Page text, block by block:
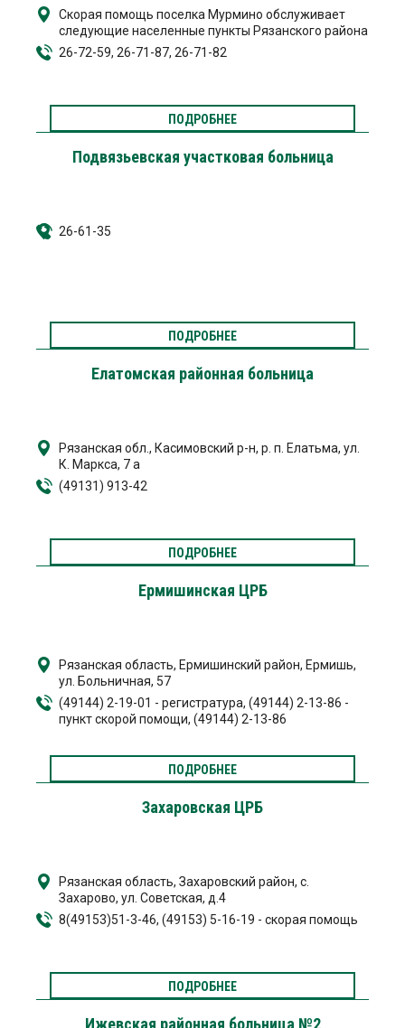
Скорая помощь поселка Мурмино обслуживает
следующие населенные пункты Рязанского района
26-72-59, 26-71-87, 26-71-82
ПОДРОБНЕЕ
Подвязьевская участковая больница
26-61-35
ПОДРОБНЕЕ
Елатомская районная больница
Рязанская обл., Касимовский р-н, р. п. Елатьма, ул.
К. Маркса, 7 а
(49131) 913-42
ПОДРОБНЕЕ
Ермишинская ЦРБ
Рязанская область, Ермишинский район, Ермишь,
ул. Больничная, 57
(49144) 2-19-01 - регистратура, (49144) 2-13-86 -
пункт скорой помощи, (49144) 2-13-86
ПОДРОБНЕЕ
Захаровская ЦРБ
Рязанская область, Захаровский район, с.
Захарово, ул. Советская, д.4
8(49153)51-3-46, (49153) 5-16-19 - скорая помощь
ПОДРОБНЕЕ
Ижевская районная больница №2